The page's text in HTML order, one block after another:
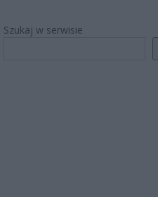
Szukaj w serwisie